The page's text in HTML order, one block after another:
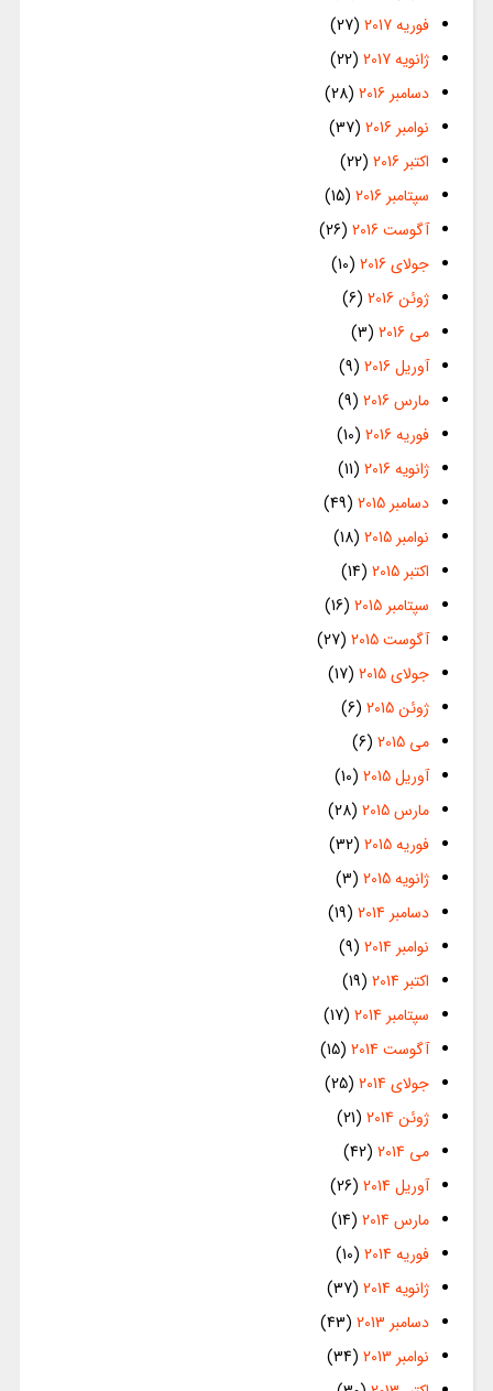
فوریه 2017
(27)
ژانویه 2017
(22)
دسامبر 2016
(28)
نوامبر 2016
(37)
اکتبر 2016
(22)
سپتامبر 2016
(15)
آگوست 2016
(26)
جولای 2016
(10)
ژوئن 2016
(6)
می 2016
(3)
آوریل 2016
(9)
مارس 2016
(9)
فوریه 2016
(10)
ژانویه 2016
(11)
دسامبر 2015
(49)
نوامبر 2015
(18)
اکتبر 2015
(14)
سپتامبر 2015
(16)
آگوست 2015
(27)
جولای 2015
(17)
ژوئن 2015
(6)
می 2015
(6)
آوریل 2015
(10)
مارس 2015
(28)
فوریه 2015
(32)
ژانویه 2015
(3)
دسامبر 2014
(19)
نوامبر 2014
(9)
اکتبر 2014
(19)
سپتامبر 2014
(17)
آگوست 2014
(15)
جولای 2014
(25)
ژوئن 2014
(21)
می 2014
(42)
آوریل 2014
(26)
مارس 2014
(14)
فوریه 2014
(10)
ژانویه 2014
(37)
دسامبر 2013
(43)
نوامبر 2013
(34)